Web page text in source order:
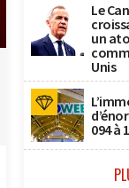
Le
un
Unis
094 à